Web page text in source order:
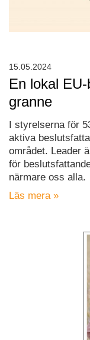
En lokal
granne
I styrelserna för
aktiva
området. Leader
för
närmare oss alla.
Läs mera »
15.05.2024